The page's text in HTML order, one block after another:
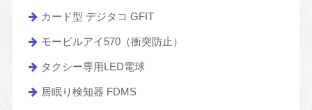
カード型 デジタコ GFIT
モービルアイ570（衝突防止）
タクシー専用LED電球
居眠り検知器 FDMS